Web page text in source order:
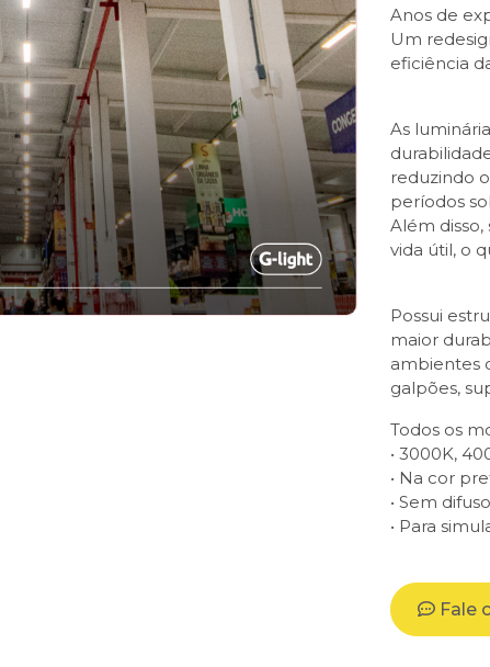
Anos de
Um
eficiência
As
reduzindo
períodos
Além disso,
vida útil, o
Possui
maior
ambientes
galpões,
Todos os
• 3000K,
• Na cor
• Sem
• Para
Fale